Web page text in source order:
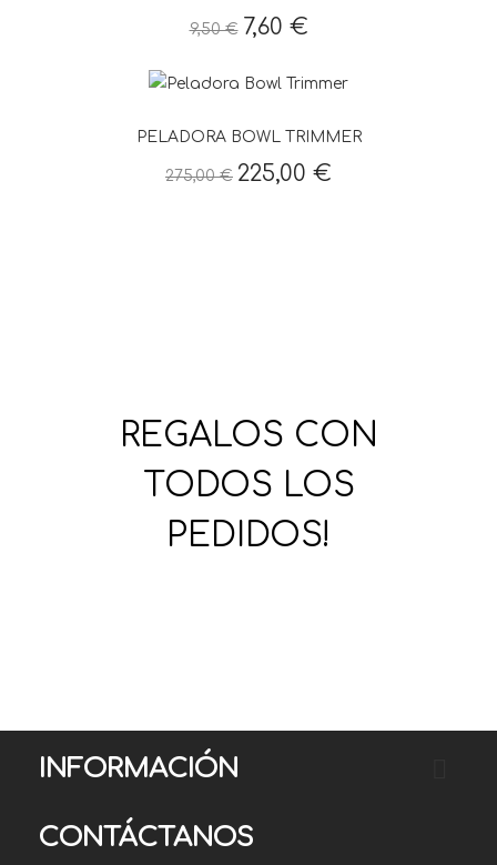
9,50 € 7,60 €
PELADORA BOWL TRIMMER
275,00 € 225,00 €
REGALOS CON
TODOS LOS
PEDIDOS!
INFORMACIÓN
CONTÁCTANOS